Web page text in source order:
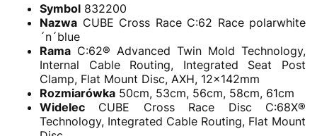
Symbol 832200
Nazwa CUBE Cross Race C:62 Race polarwhite
´n´blue
Rama C:62® Advanced Twin Mold Technology,
Internal Cable Routing, Integrated Seat Post
Clamp, Flat Mount Disc, AXH, 12x142mm
Rozmiarówka 50cm, 53cm, 56cm, 58cm, 61cm
Widelec CUBE Cross Race Disc C:68X®
Technology, Integrated Cable Routing, Flat Mount